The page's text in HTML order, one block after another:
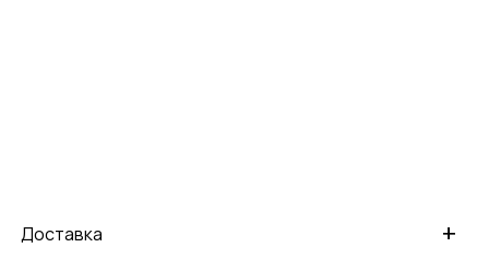
+
Доставка